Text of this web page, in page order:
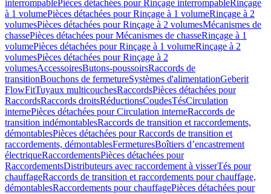
interrompablePièces détachées pour Rinçage interrompableRinçage
à 1 volumePièces détachées pour Rinçage à 1 volumeRinçage à 2
volumesPièces détachées pour Rinçage à 2 volumesMécanismes de
chassePièces détachées pour Mécanismes de chasseRinçage à 1
volumePièces détachées pour Rinçage à 1 volumeRinçage à 2
volumesPièces détachées pour Rinçage à 2
volumesAccessoiresButons-poussoirsRaccords de
transitionBouchons de fermetureSystèmes d'alimentationGeberit
FlowFitTuyaux multicouchesRaccordsPièces détachées pour
RaccordsRaccords droitsRéductionsCoudesTésCirculation
internePièces détachées pour Circulation interneRaccords de
transition indémontablesRaccords de transition et raccordements,
démontablesPièces détachées pour Raccords de transition et
raccordements, démontablesFermeturesBoîtiers d’encastrement
électriqueRaccordementsPièces détachées pour
RaccordementsDistributeurs avec raccordement à visserTés pour
chauffageRaccords de transition et raccordements pour chauffage,
démontablesRaccordements pour chauffagePièces détachées pour